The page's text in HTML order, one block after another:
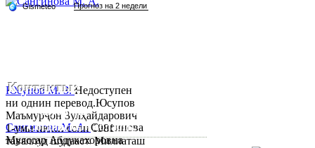
Сангинова М. А.Сангинова
Муяссар Абдукахоровна
Юсупов М. З.Недоступен
ни однин перевод.Юсупов
Маъмурҷон Зулҳайдарович
1-уми июни соли 1981
таваллуд шудааст. Миллаташ
Контакты:
Республика Таджикистан,
Согдийскый область,